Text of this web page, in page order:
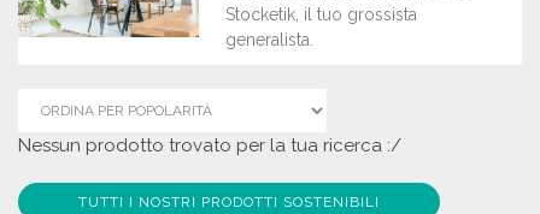
Stocketik, il tuo grossista
generalista.
Nessun prodotto trovato per la tua ricerca :/
TUTTI I NOSTRI PRODOTTI SOSTENIBILI